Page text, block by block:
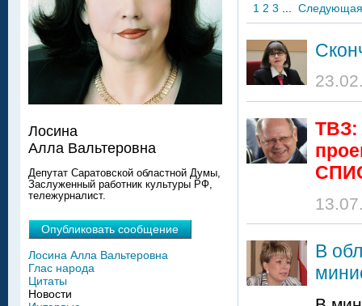
1 2 3 Следующая
ТВЗ:
В
Лосина
Алла Вальтеровна
Депутат Саратовской областной Думы,
Заслуженный работник культуры РФ,
тележурналист.
Опубликовать сообщение
Лосина Алла Вальтеровна
Глас народа
Цитаты
Новости